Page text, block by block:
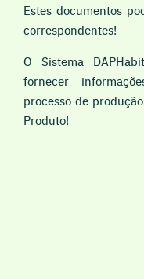
Estes documentos
correspondentes!
O Sistema
fornecer
processo de
Produto!